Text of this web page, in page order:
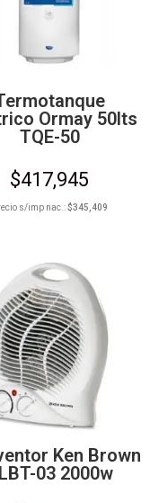
Ormay 50lts
TQE-50
$417,945
s/imp nac.:$345,409
Ken Brown
03 2000w